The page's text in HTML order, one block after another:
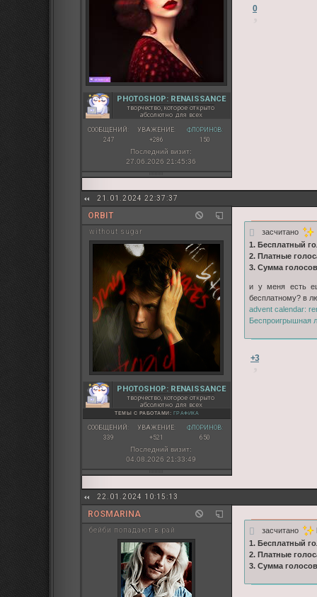
PHOTOSHOP: RENAISSANCE
творчество, которое открыто
абсолютно для всех
СООБЩЕНИЙ:
247
УВАЖЕНИЕ:
+286
ФЛОРИНОВ:
150
Последний визит:
27.06.2026 21:45:36
0
21.01.2024 22:37:37
ORBIT
without sugar
PHOTOSHOP: RENAISSANCE
творчество, которое открыто
абсолютно для всех
ТЕМЫ С РАБОТАМИ: ГРАФИКА
СООБЩЕНИЙ:
339
УВАЖЕНИЕ:
+521
ФЛОРИНОВ:
650
Последний визит:
04.08.2026 21:33:49
засчитано
1. Бесплатный
2. Платные
3. Сумма
и у меня есть
бесплатному? в
advent calendar:
Беспроигрышная
+3
22.01.2024 10:15:13
ROSMARINA
бейби попадают в рай засчитано
1. Бесплатный
2. Платные
3. Сумма